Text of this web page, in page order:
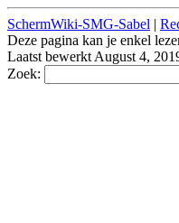
SchermWiki-SMG-Sabel |
Deze pagina kan je enkel
Laatst bewerkt August 4,
Zoek: